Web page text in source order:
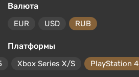
Валюта
EUR USD RUB
Платформы
Xbox Series X/S PlayStation 4